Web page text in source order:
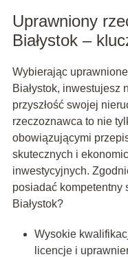
Uprawniony
Białystok –
Wybierając
Białystok, inwestujesz
przyszłość swojej
rzeczoznawca to nie
obowiązującymi
skutecznych i
inwestycyjnych.
posiadać kompetentny
Białystok?
Wysokie
licencje i